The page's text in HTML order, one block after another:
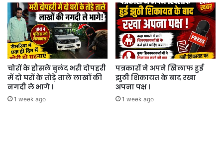
चोरों के हौसले बुलंद भरी दोपहरी
में दो घरों के तोड़े ताले लाखों की
नगदी ले भागे ।
1 week ago
पत्रकारों ने अपने खिलाफ हुई
झुठी शिकायत के बाद रखा
अपना पक्ष ।
1 week ago